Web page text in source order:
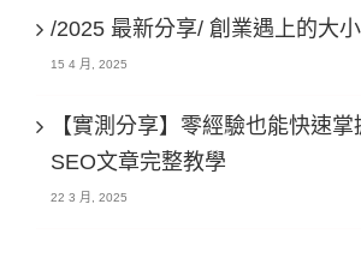
/2025 最新分享/ 創業遇上的大
15 4 月, 2025
【實測分享】零經驗也能快速
SEO文章完整教學
22 3 月, 2025